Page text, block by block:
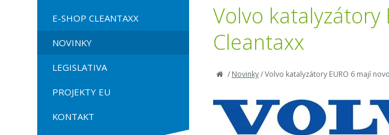
Volvo katalyzátory
Cleantaxx
/Novinky/Volvo katalyzátory EURO 6 mají
E-SHOP CLEANTAXX
NOVINKY
LEGISLATIVA
PROJEKTY EU
KONTAKT